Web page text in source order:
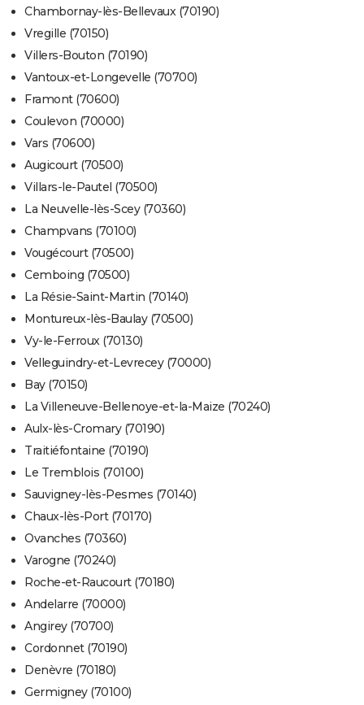
Chambornay-lès-Bellevaux (70190)
Vregille (70150)
Villers-Bouton (70190)
Vantoux-et-Longevelle (70700)
Framont (70600)
Coulevon (70000)
Vars (70600)
Augicourt (70500)
Villars-le-Pautel (70500)
La Neuvelle-lès-Scey (70360)
Champvans (70100)
Vougécourt (70500)
Cemboing (70500)
La Résie-Saint-Martin (70140)
Montureux-lès-Baulay (70500)
Vy-le-Ferroux (70130)
Velleguindry-et-Levrecey (70000)
Bay (70150)
La Villeneuve-Bellenoye-et-la-Maize (70240)
Aulx-lès-Cromary (70190)
Traitiéfontaine (70190)
Le Tremblois (70100)
Sauvigney-lès-Pesmes (70140)
Chaux-lès-Port (70170)
Ovanches (70360)
Varogne (70240)
Roche-et-Raucourt (70180)
Andelarre (70000)
Angirey (70700)
Cordonnet (70190)
Denèvre (70180)
Germigney (70100)